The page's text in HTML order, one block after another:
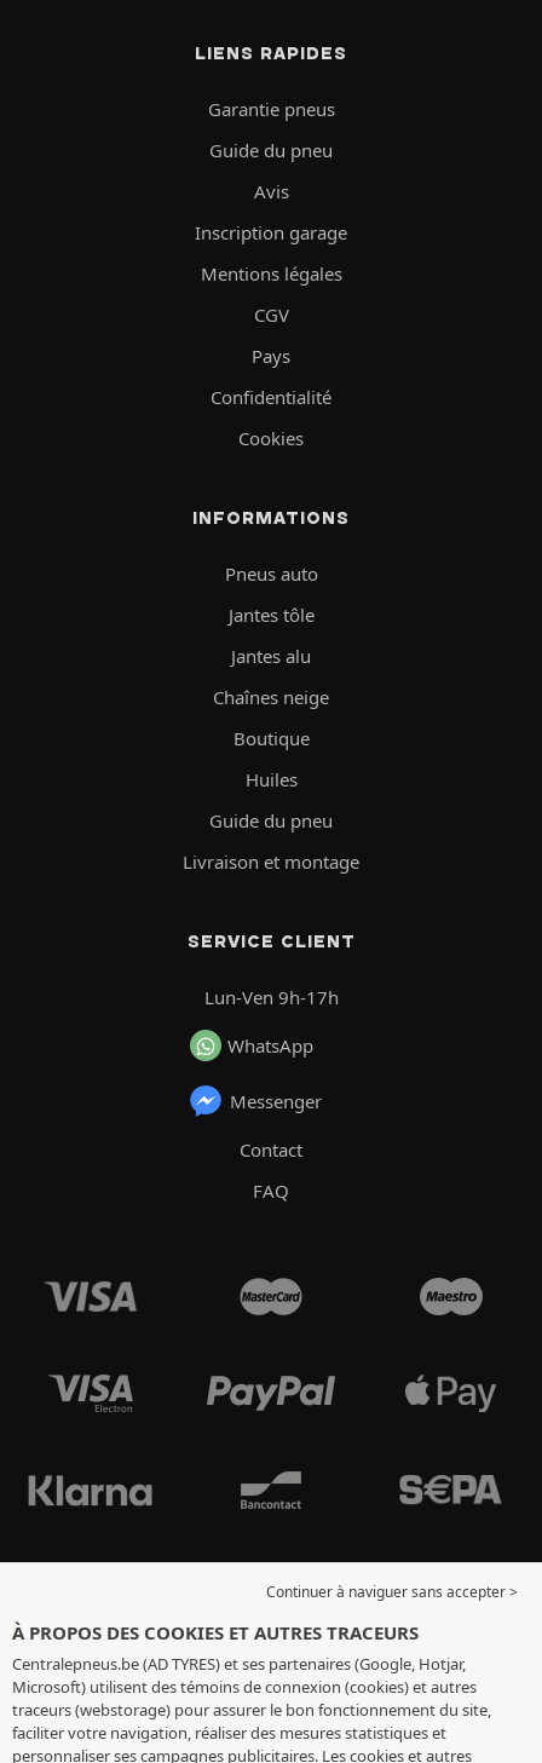
LIENS RAPIDES
Garantie pneus
Guide du pneu
Avis
Inscription garage
Mentions légales
CGV
Pays
Confidentialité
Cookies
INFORMATIONS
Pneus auto
Jantes tôle
Jantes alu
Chaînes neige
Boutique
Huiles
Guide du pneu
Livraison et montage
SERVICE CLIENT
Lun-Ven 9h-17h
WhatsApp
Messenger
Contact
FAQ
Continuer à naviguer sans accepter >
À PROPOS DES COOKIES ET AUTRES TRACEURS
Centralepneus.be (AD TYRES) et ses partenaires (Google, Hotjar,
Microsoft) utilisent des témoins de connexion (cookies) et autres
traceurs (webstorage) pour assurer le bon fonctionnement du site,
faciliter votre navigation, réaliser des mesures statistiques et
personnaliser ses campagnes publicitaires. Les cookies et autres